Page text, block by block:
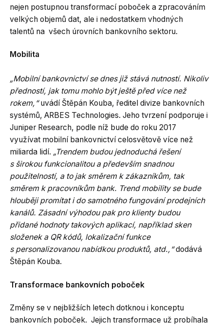
nejen postupnou transformací poboček a zpracováním
velkých objemů dat, ale i nedostatkem vhodných
talentů na všech úrovních bankovního sektoru.
Mobilita
„Mobilní bankovnictví se dnes již stává nutností. Nikoliv
předností, jak tomu mohlo být ještě před více než
rokem,“uvádí Štěpán Kouba, ředitel divize bankovních
systémů, ARBES Technologies. Jeho tvrzení podporuje i
Juniper Research, podle níž bude do roku 2017
využívat mobilní bankovnictví celosvětově více než
miliarda lidí. „Trendem budou jednoduchá řešení
s širokou funkcionalitou a především snadnou
použitelností, a to jak směrem k zákazníkům, tak
směrem k pracovníkům bank. Trend mobility se bude
hlouběji promítat i do samotného fungování prodejních
kanálů. Zásadní výhodou pak pro klienty budou
přidané hodnoty takových aplikací, například sken
složenek a QR kódů, lokalizační funkce
s personalizovanou nabídkou produktů, atd.,“dodává
Štěpán Kouba.
Transformace bankovních poboček
Změny se v nejbližších letech dotknou i konceptu
bankovních poboček. Jejich transformace už probíhala